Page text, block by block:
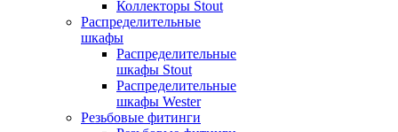
Коллекторы Stout
Распределительные
шкафы
Распределительные
шкафы Stout
Распределительные
шкафы Wester
Резьбовые фитинги